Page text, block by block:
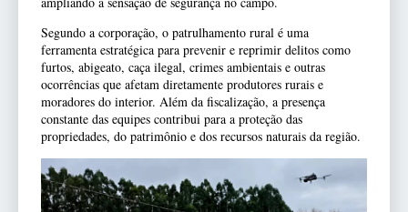
Segundo a corporação, o patrulhamento rural é uma
ferramenta estratégica para prevenir e reprimir delitos como
furtos, abigeato, caça ilegal, crimes ambientais e outras
ocorrências que afetam diretamente produtores rurais e
moradores do interior. Além da fiscalização, a presença
constante das equipes contribui para a proteção das
propriedades, do patrimônio e dos recursos naturais da região.